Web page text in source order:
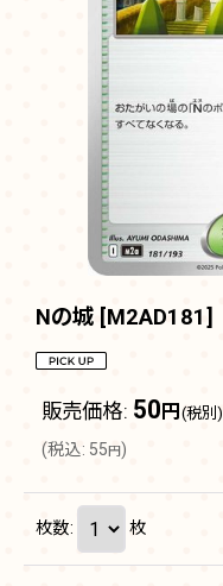
Nの城 [M2AD181]
販売価格: 50 円 (税別)
(税込: 55 円 )
枚数: 枚